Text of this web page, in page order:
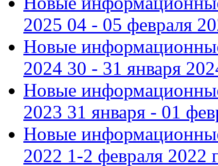
2025 04 - 05 февраля
Новые
2024 30 - 31 января
Новые
2023 31 января - 01
Новые
2022 1-2 февраля 2022